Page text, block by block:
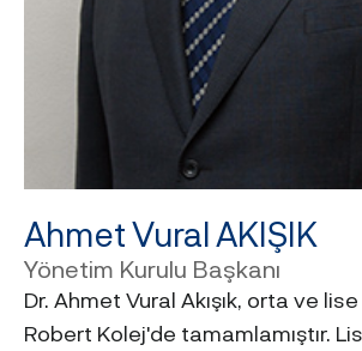
Ahmet Vural AKIŞIK
Yönetim Kurulu Başkanı
Dr. Ahmet Vural Akışık, orta ve
Robert Kolej'de tamamlamıştır.